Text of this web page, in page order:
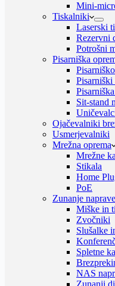
Mini-
Tiskalniki
Laserski
Rezervni
Potrošni
Pisarniška
Pisarniški
Sit-stand
Ojačevalniki
Usmerjevalniki
Mrežna oprema
Mrežne
Stikala
Home
PoE
Zunanje naprave
Miške in
Zvočniki
Slušalke
Spletne
NAS
Zunanji